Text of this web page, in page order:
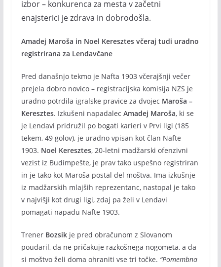
izbor – konkurenca za mesta v začetni
enajsterici je zdrava in dobrodošla.
Amadej Maroša in Noel Keresztes včeraj tudi uradno
registrirana za Lendavčane
Pred današnjo tekmo je Nafta 1903 včerajšnji večer
prejela dobro novico – registracijska komisija NZS je
uradno potrdila igralske pravice za dvojec Maroša –
Keresztes. Izkušeni napadalec Amadej Maroša, ki se
je Lendavi pridružil po bogati karieri v Prvi ligi (185
tekem, 49 golov), je uradno vpisan kot član Nafte
1903. Noel Keresztes, 20-letni madžarski ofenzivni
vezist iz Budimpešte, je prav tako uspešno registriran
in je tako kot Maroša postal del moštva. Ima izkušnje
iz madžarskih mlajših reprezentanc, nastopal je tako
v najvišji kot drugi ligi, zdaj pa želi v Lendavi
pomagati napadu Nafte 1903.
Trener Bozsikje pred obračunom z Slovanom
poudaril, da ne pričakuje razkošnega nogometa, a da
si moštvo želi doma ohraniti vse tri točke. “Pomembna